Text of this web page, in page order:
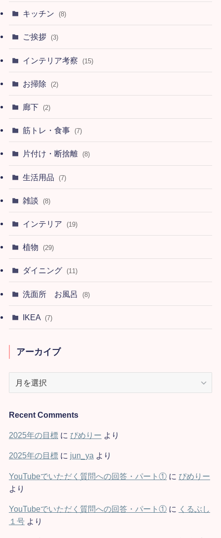
キッチン (8)
ご挨拶 (3)
インテリア考察 (15)
お掃除 (2)
廊下 (2)
筋トレ・食事 (7)
片付け・断捨離 (8)
生活用品 (7)
雑談 (8)
インテリア (19)
植物 (29)
ダイニング (11)
洗面所 お風呂 (8)
IKEA (7)
アーカイブ
イ
Recent Comments
2025年の目標に ぴめりー より
2025年の目標に jun_ya より
YouTubeでいただく質問への回答・パート①に ぴめりー
より
YouTubeでいただく質問への回答・パート①に くるぶし
１号より